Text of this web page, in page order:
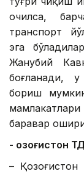
очилса,
транспорт
эга
Жанубий
боғланади,
бориш
баравар
- Қозоғистон
–